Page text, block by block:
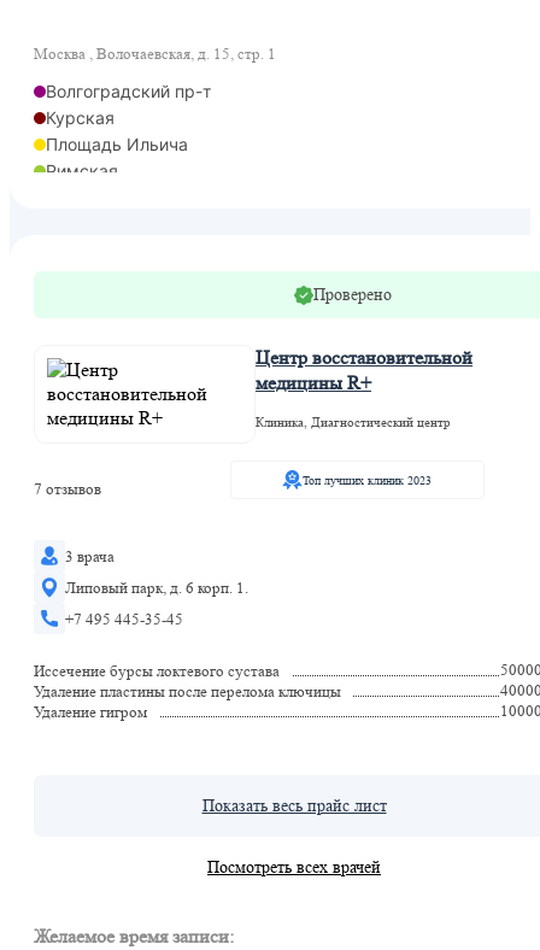
Москва , Волочаевская, д. 15, стр. 1
Волгоградский пр-т
Курская
Площадь Ильича
Римская
Серп и Молот
Проверено
Центр восстановительной
медицины R+
Клиника, Диагностический центр
7 отзывов
Топ лучших клиник 2023
3 врача
Липовый парк, д. 6 корп. 1.
+7 495 445-35-45
Иссечение бурсы локтевого сустава
Удаление пластины после перелома ключицы
Удаление гигром
Показать весь прайс лист
Посмотреть всех врачей
Желаемое время записи: